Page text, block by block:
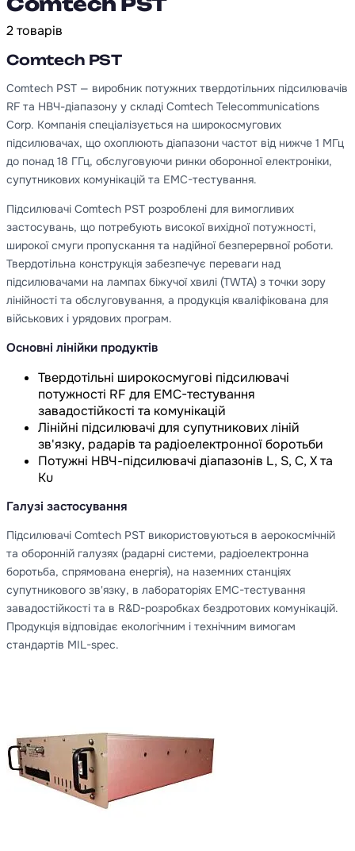
2 товарів
Comtech PST
Comtech PST — виробник потужних твердотільних підсилювачів
RF та НВЧ-діапазону у складі Comtech Telecommunications
Corp. Компанія спеціалізується на широкосмугових
підсилювачах, що охоплюють діапазони частот від нижче 1 МГц
до понад 18 ГГц, обслуговуючи ринки оборонної електроніки,
супутникових комунікацій та EMC-тестування.
Підсилювачі Comtech PST розроблені для вимогливих
застосувань, що потребують високої вихідної потужності,
широкої смуги пропускання та надійної безперервної роботи.
Твердотільна конструкція забезпечує переваги над
підсилювачами на лампах біжучої хвилі (TWTA) з точки зору
лінійності та обслуговування, а продукція кваліфікована для
військових і урядових програм.
Основні лінійки продуктів
Твердотільні широкосмугові підсилювачі
потужності RF для EMC-тестування
завадостійкості та комунікацій
Лінійні підсилювачі для супутникових ліній
зв'язку, радарів та радіоелектронної боротьби
Потужні НВЧ-підсилювачі діапазонів L, S, C, X та
Ku
Галузі застосування
Підсилювачі Comtech PST використовуються в аерокосмічній
та оборонній галузях (радарні системи, радіоелектронна
боротьба, спрямована енергія), на наземних станціях
супутникового зв'язку, в лабораторіях EMC-тестування
завадостійкості та в R&D-розробках бездротових комунікацій.
Продукція відповідає екологічним і технічним вимогам
стандартів MIL-spec.